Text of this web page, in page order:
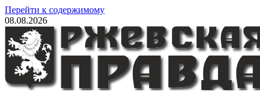
Перейти к содержимому
08.08.2026